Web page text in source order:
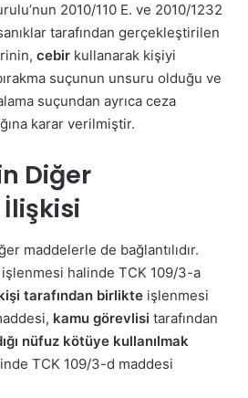
2010/110 E. ve 2010/1232
tarafından gerçekleştirilen
cebir kullanarak kişiyi
suçunun unsuru olduğu ve
suçundan ayrıca ceza
karar verilmiştir.
Diğer
maddelerle de bağlantılıdır.
işlenmesi halinde TCK 109/3-a
tarafından birlikte işlenmesi
kamu görevlisi tarafından
nüfuz kötüye kullanılmak
TCK 109/3-d maddesi